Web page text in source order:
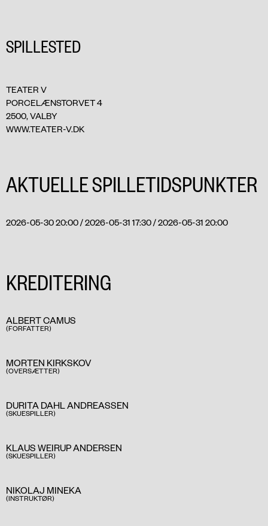
SPILLESTED
TEATER V
PORCELÆNSTORVET 4
2500, VALBY
WWW.TEATER-V.DK
AKTUELLE SPILLETIDSPUNKTER
2026-05-30 20:00 / 2026-05-31 17:30 / 2026-05-31 20:00
KREDITERING
ALBERT CAMUS
(FORFATTER)
MORTEN KIRKSKOV
(OVERSÆTTER)
DURITA DAHL ANDREASSEN
(SKUESPILLER)
KLAUS WEIRUP ANDERSEN
(SKUESPILLER)
NIKOLAJ MINEKA
(INSTRUKTØR)